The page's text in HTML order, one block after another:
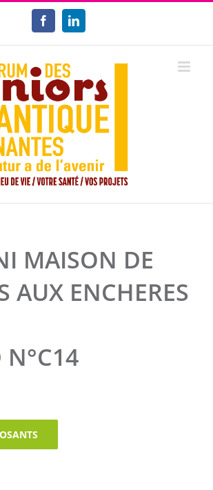
FacebookLinkedIn
MAISON DE
AUX ENCHERES
N°C14